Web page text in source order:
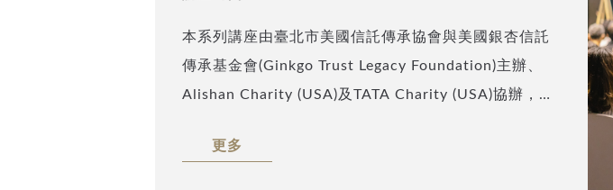
本系列講座由臺北市美國信託傳承協會與美國銀杏信託
傳承基金會(Ginkgo Trust Legacy Foundation)主辦、
Alishan Charity (USA)及TATA Charity (USA)協辦，邀
Lou)從美國信託合約出發，深入剖析信託合約的基礎架
更多